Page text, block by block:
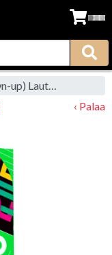
dnup (down-up) Lautapeli /korttipeli
‹ Palaa